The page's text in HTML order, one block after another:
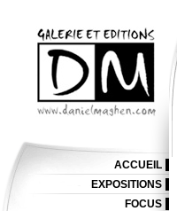
ACCUEIL
EXPOSITIONS
FOCUS